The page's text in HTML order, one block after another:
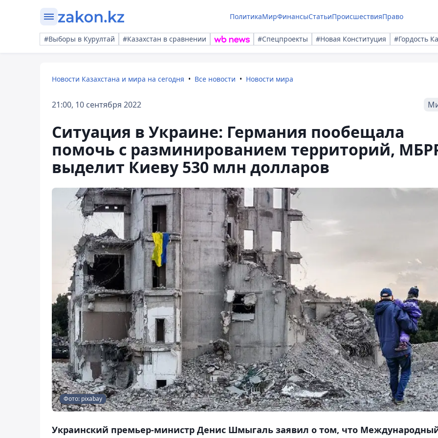
ПолитикаМирФинансыСтатьиПроисшествияПраво
#Выборы в Курултай #Казахстан в сравнении #Спецпроекты #Новая Конституция #Гордость
Новости Казахстана и мира на сегодня Все новости Новости мира
21:00, 10 сентября 2022
Ситуация в Украине: Германия пообещала
помочь с разминированием территорий,
выделит Киеву 530 млн долларов
Фото: pixabay
Украинский премьер-министр Денис Шмыгаль заявил о том, что